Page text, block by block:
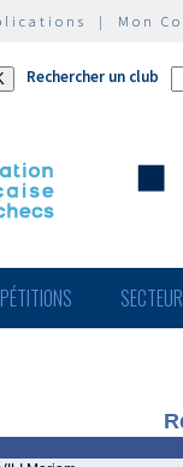
| Mon
Rechercher un club